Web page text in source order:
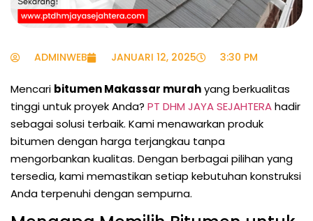
ADMINWEB JANUARI 12, 2025 3:30 PM
Mencari bitumen Makassar murahyang berkualitas
tinggi untuk proyek Anda? PT DHM JAYA SEJAHTERAhadir
sebagai solusi terbaik. Kami menawarkan produk
bitumen dengan harga terjangkau tanpa
mengorbankan kualitas. Dengan berbagai pilihan yang
tersedia, kami memastikan setiap kebutuhan konstruksi
Anda terpenuhi dengan sempurna.